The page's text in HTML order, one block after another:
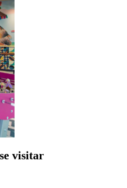
visitar